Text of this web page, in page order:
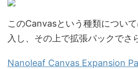
このCanvasという種類につい
入し、その上で拡張パックでさ
Nanoleaf Canvas Expansion